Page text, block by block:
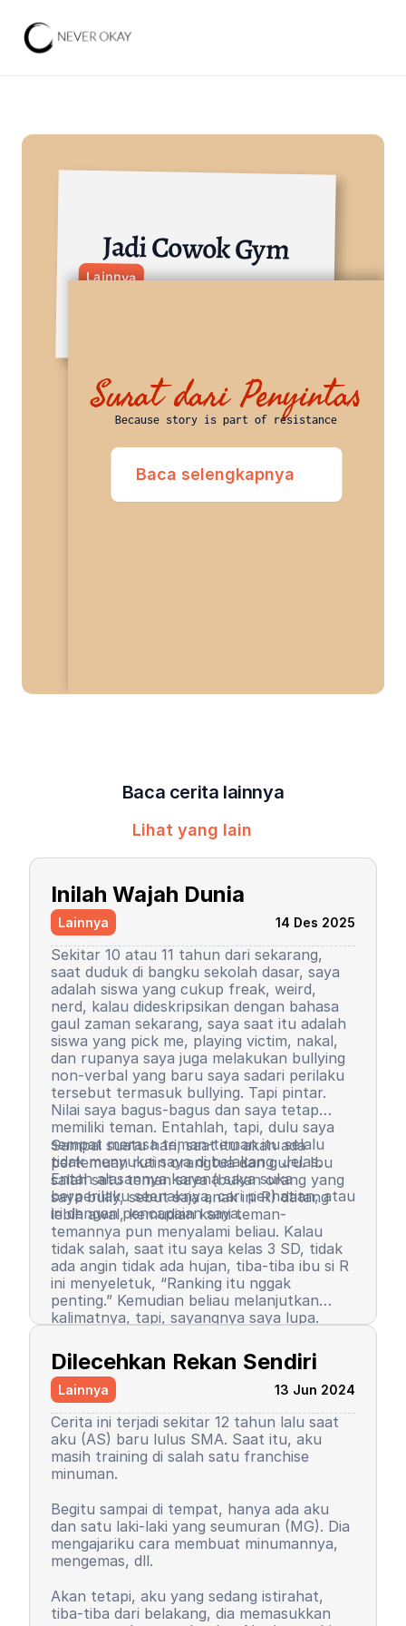
Jadi Cowok Gym
Lainnya
Surat dari Penyintas
Because story is part of resistance
Baca selengkapnya
Baca cerita lainnya
Lihat yang lain
Inilah Wajah Dunia
Lainnya 14 Des 2025
Sekitar 10 atau 11 tahun dari sekarang,
saat duduk di bangku sekolah dasar, saya
adalah siswa yang cukup freak, weird,
nerd, kalau dideskripsikan dengan bahasa
gaul zaman sekarang, saya saat itu adalah
siswa yang pick me, playing victim, nakal,
dan rupanya saya juga melakukan bullying
non-verbal yang baru saya sadari perilaku
tersebut termasuk bullying. Tapi pintar.
Nilai saya bagus-bagus dan saya tetap
memiliki teman. Entahlah, tapi, dulu saya
sempat merasa teman-teman itu selalu
tidak menyukai saya di belakang. Jelas.
Entah alasannya karena saya suka
berperilaku seenaknya, cari perhatian, atau
iri dengan pencapaian saya.
Sampai suatu hari, saat itu akan ada
pertemuan rutin orangtua dan guru. Ibu
salah satu teman saya (bukan orang yang
saya bully, sebut saja anak ini R) datang
lebih awal, kemudian kami teman-
temannya pun menyalami beliau. Kalau
tidak salah, saat itu saya kelas 3 SD, tidak
ada angin tidak ada hujan, tiba-tiba ibu si R
ini menyeletuk, “Ranking itu nggak
penting.” Kemudian beliau melanjutkan
kalimatnya, tapi, sayangnya saya lupa.
ada petir menyambar saya. Entah kenapa,
sampai saat ini pun saya tidak tahu
alasannya, yang pasti rasanya tidak
nyaman.
peraih ranking 1. Ranking saya turun, tapi
masih 3 besar. Begitu pula rasa percaya diri
saya. Saya mulai menutup diri, takut salah,
seringkali berasumsi negatif atas perilaku
teman-teman saya. Seorang teman lelaki
sempat mengucapkan sebuah kalimat yang
sampai sekarang bahkan hingga ajal
menjemput terpatri di ingatan saya. Saya
tersebut tidak pantas dan saya baru
paham saat di asrama. Dia bilang, “Wuuu!
Kamu tuh nggak punya harga diri!”
Bayangkan, siswa sekolah dasar zaman itu
kepada siapa pun, kami setelahnya juga
tetap berteman, tetap menjadi duo rival
Kemudian orangtua saya memutuskan
untuk menyekolahkan saya di asrama.
Saya memutuskan untuk mengubah
mengerti dan paham arti bullying. Saya
baru sadar, ternyata dulu saya orang yang
Dilecehkan Rekan Sendiri
Lainnya 13 Jun 2024
Cerita ini terjadi sekitar 12 tahun lalu saat
aku (AS) baru lulus SMA. Saat itu, aku
masih training di salah satu franchise
minuman.
Begitu sampai di tempat, hanya ada aku
dan satu laki-laki yang seumuran (MG). Dia
mengajariku cara membuat minumannya,
mengemas, dll.
Akan tetapi, aku yang sedang istirahat,
tiba-tiba dari belakang, dia memasukkan